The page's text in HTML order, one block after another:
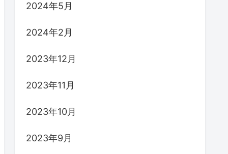
2024年5月
2024年2月
2023年12月
2023年11月
2023年10月
2023年9月